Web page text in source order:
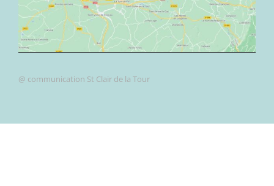
@ communication St Clair de la Tour